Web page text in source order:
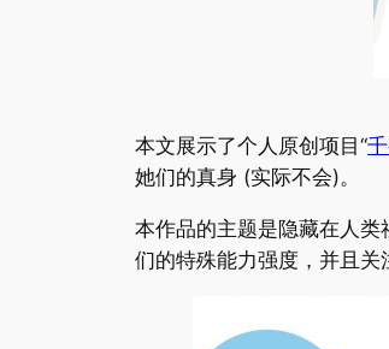
本文展示了个人原创项目“
她们的真身 (实际不会)。
本作品的主题是隐藏在人类
们的特殊能力强度，并且关